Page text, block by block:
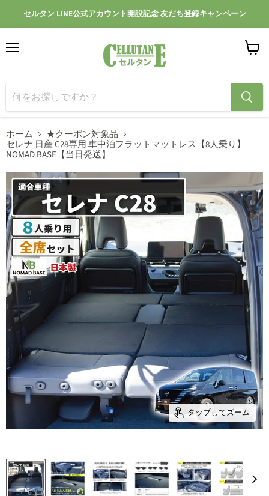
セルタン LINE公式アカウント開設記念 友だち登録キャンペーン
ー
見
ホーム
★クーポン対象品
セレナ 日産 C28専用 車中泊フラットマットレス【8人乗り】
NOMAD BASE【当日発送】
タップしてズーム